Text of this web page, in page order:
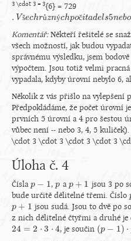
3 \cdot 3 = 3{6} = 729
. V šechrůznýchpočitadels5nebo
V šechrůznýchpočitadels5nebo6úr
Komentář:Někteří řešitelé se
všech možností, jak budou
správnému výsledku, jsem
výpočtem. Jsou totiž velmi
vypadala, kdyby úrovní nebylo 6,
Několik z vás přišlo na vylepšení
Předpokládáme, že počet úrovní
prvních 5 úrovní a 4 pro šestou
vůbec není -- nebo 3, 4, 5
\cdot 3 \cdot 3 \cdot 3 \cdot 3
Úloha č. 4
Čísla p − 1
p −1 ,p
p a p + 1
p+1
jsou 3 po
bude určitě dělitelné třemi. Číslo
p + 1
p +1
jsou sudá. Jsou to dvě po
z nich dělitelné čtyřmi a druhé je
24 = 2 ⋅ 3 ⋅ 4
24= 2⋅ 3⋅ 4 , je součin (p − 1) ⋅
(p−1) ⋅p⋅ (